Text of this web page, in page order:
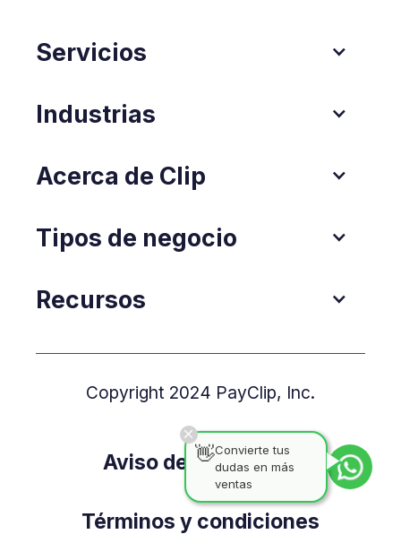
Servicios
Industrias
Acerca de Clip
Tipos de negocio
Recursos
Copyright 2024 PayClip, Inc.
Aviso de Privacidad
Términos y condiciones
👋Convierte tus
dudas en más
ventas